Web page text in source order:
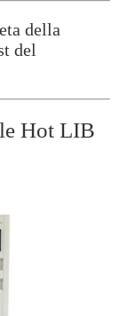
della
del
Hot LIB